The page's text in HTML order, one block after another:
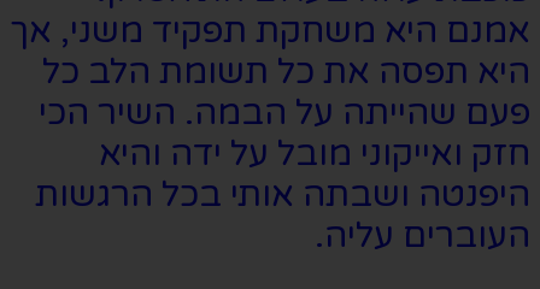
אמנם היא משחקת תפקיד משני, אך
היא תפסה את כל תשומת הלב כל
פעם שהייתה על הבמה. השיר הכי
חזק ואייקוני מובל על ידה והיא
היפנטה ושבתה אותי בכל הרגשות
העוברים עליה.